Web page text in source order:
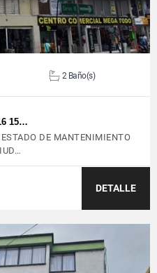
2 Baño(s)
15…
DE MANTENIMIENTO
DETALLE